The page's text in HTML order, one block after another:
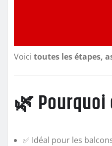
Voici toutes les étapes,
🌿
✅ Idéal pour les